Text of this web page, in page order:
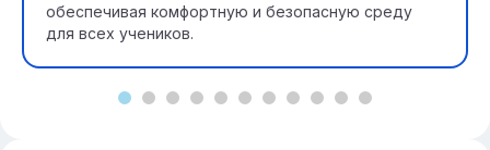
обеспечивая комфортную и безопасную среду
для всех учеников.